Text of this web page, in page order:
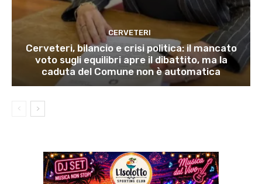
CERVETERI
Cerveteri, bilancio e crisi politica: il mancato
voto sugli equilibri apre il dibattito, ma la
caduta del Comune non è automatica